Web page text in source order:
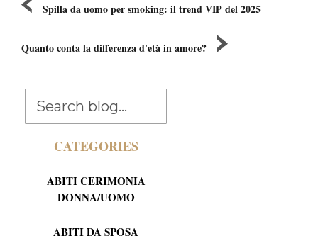
Spilla da uomo per smoking: il trend VIP del 2025
Quanto conta la differenza d'età in amore?
CATEGORIES
ABITI CERIMONIA
DONNA/UOMO
ABITI DA SPOSA